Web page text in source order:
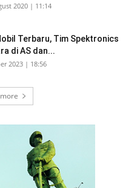
2020 | 11:14
Terbaru, Tim Spektronics
di AS dan...
2023 | 18:56